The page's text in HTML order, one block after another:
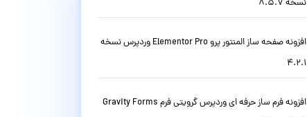
نسخه 8.5.7
افزونه صفحه ساز المنتور پرو Elementor Pro وردپرس نسخه
4.2.1
افزونه فرم ساز حرفه ای وردپرس گرویتی فرم Gravity Forms